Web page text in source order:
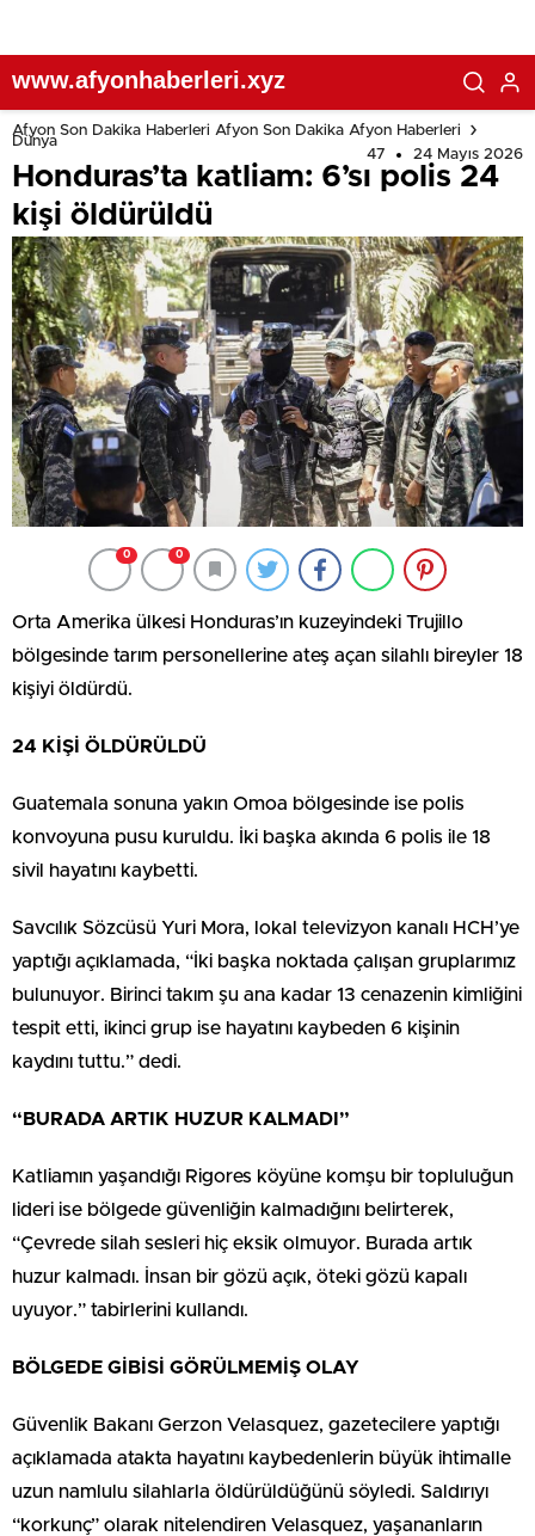
www.afyonhaberleri.xyz
Afyon Son Dakika Haberleri Afyon Son Dakika Afyon Haberleri
Dünya
47
24 Mayıs 2026
Honduras’ta katliam: 6’sı polis 24
kişi öldürüldü
0 0
Orta Amerika ülkesi Honduras’ın kuzeyindeki Trujillo
bölgesinde tarım personellerine ateş açan silahlı bireyler 18
kişiyi öldürdü.
24 KİŞİ ÖLDÜRÜLDÜ
Guatemala sonuna yakın Omoa bölgesinde ise polis
konvoyuna pusu kuruldu. İki başka akında 6 polis ile 18
sivil hayatını kaybetti.
Savcılık Sözcüsü Yuri Mora, lokal televizyon kanalı HCH’ye
yaptığı açıklamada, “İki başka noktada çalışan gruplarımız
bulunuyor. Birinci takım şu ana kadar 13 cenazenin kimliğini
tespit etti, ikinci grup ise hayatını kaybeden 6 kişinin
kaydını tuttu.” dedi.
“BURADA ARTIK HUZUR KALMADI”
Katliamın yaşandığı Rigores köyüne komşu bir topluluğun
lideri ise bölgede güvenliğin kalmadığını belirterek,
“Çevrede silah sesleri hiç eksik olmuyor. Burada artık
huzur kalmadı. İnsan bir gözü açık, öteki gözü kapalı
uyuyor.” tabirlerini kullandı.
BÖLGEDE GİBİSİ GÖRÜLMEMİŞ OLAY
Güvenlik Bakanı Gerzon Velasquez, gazetecilere yaptığı
açıklamada atakta hayatını kaybedenlerin büyük ihtimalle
uzun namlulu silahlarla öldürüldüğünü söyledi. Saldırıyı
“korkunç” olarak nitelendiren Velasquez, yaşananların